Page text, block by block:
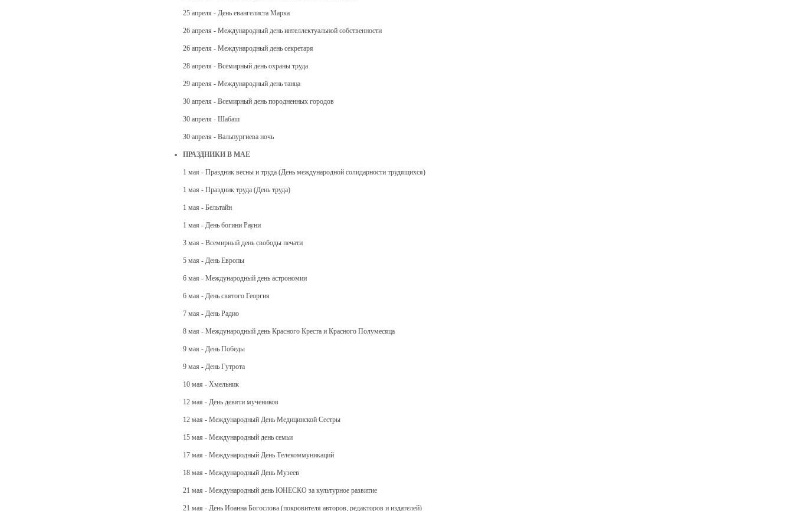
25 апреля - День евангелиста Марка
26 апреля - Международный день интеллектуальной собственности
26 апреля - Международный день секретаря
28 апреля - Всемирный день охраны труда
29 апреля - Международный день танца
30 апреля - Всемирный день породненных городов
30 апреля - Шабаш
30 апреля - Вальпургиева ночь
ПРАЗДНИКИ В МАЕ
1 мая - Праздник весны и труда (День международной солидарности трудящихся)
1 мая - Праздник труда (День труда)
1 мая - Бельтайн
1 мая - День богини Рауни
3 мая - Всемирный день свободы печати
5 мая - День Европы
6 мая - Международный день астрономии
6 мая - День святого Георгия
7 мая - День Радио
8 мая - Международный день Красного Креста и Красного Полумесяца
9 мая - День Победы
9 мая - День Гутрота
10 мая - Хмельник
12 мая - День девяти мучеников
12 мая - Международный День Медицинской Сестры
15 мая - Международный день семьи
17 мая - Международный День Телекоммуникаций
18 мая - Международный День Музеев
21 мая - Международный день ЮНЕСКО за культурное развитие
21 мая - День Иоанна Богослова (покровителя авторов, редакторов и издателей)